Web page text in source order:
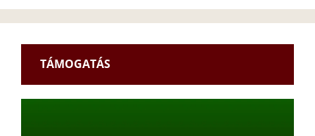
TÁMOGATÁS